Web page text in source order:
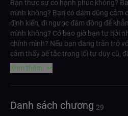
Bạn thực sự có hạnh phúc không?
mình không? Bạn có dám dũng cảm
định kiến, đi ngược đám đông để
mình không? Có bao giờ bạn tự hỏi
chính mình? Nếu bạn đang trăn trở
cảm thấy bế tắc trong lối tư duy cũ,
nghĩ rập khuôn chỉ dẫn đến kết quả
lòng tìm thấy hạnh phúc hay khẳng
sự mò mẫm bằng cách bắt đầu từ
Xem thêm
Danh sách chương 29